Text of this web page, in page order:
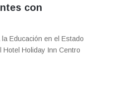
con
Educación en el Estado
Hotel Holiday Inn Centro